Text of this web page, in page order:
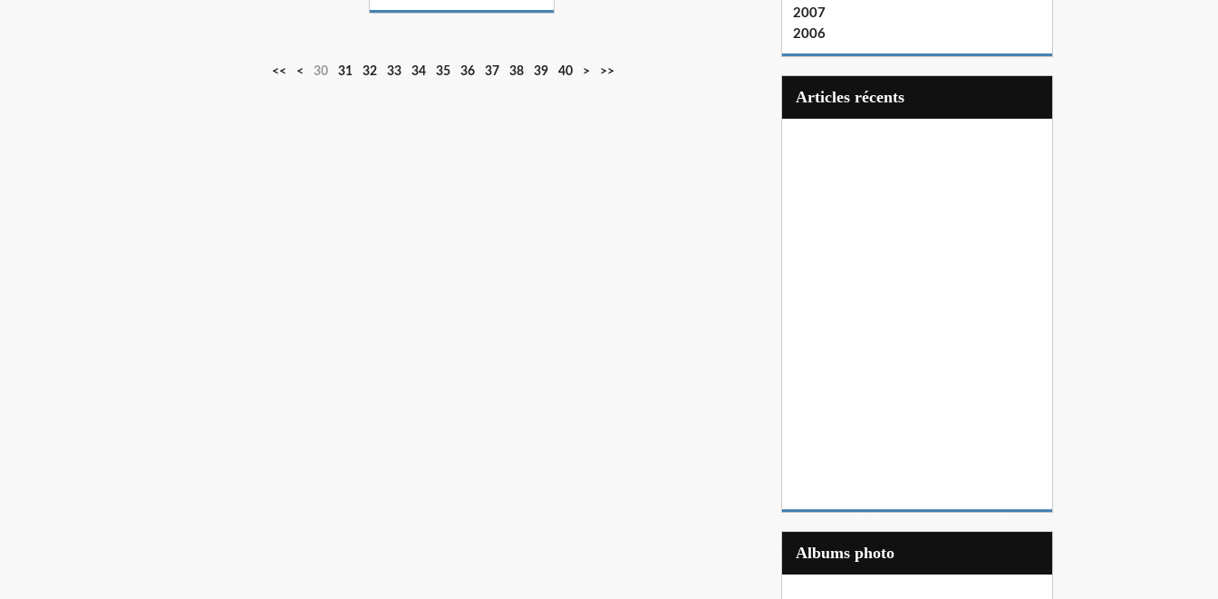
<< <
1
2
30 31 32 33 34 35 36 37 38 39 40
5
> >>
2007
2006
articles récents
Albums photo